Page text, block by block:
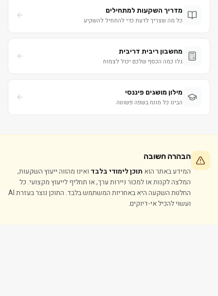
מדריך השקעות למתחילים
כל מה שצריך לדעת כדי להתחיל להשקיע
מחשבון ריבית דריבית
גלו כמה הכסף שלכם יכול לצמוח
מילון מושגים פיננסי
הבינו כל מונח בשפה פשוטה
הבהרה חשובה
המידע באתר הוא תוכן לימודי בלבד ואינו מהווה ייעוץ השקעות,
המלצה לקנות או למכור ניירות ערך, או תחליף לייעוץ מקצועי. כל
החלטת השקעה היא באחריות המשתמש בלבד. התוכן נוצר בעזרת AI
ועשוי להכיל אי-דיוקים.